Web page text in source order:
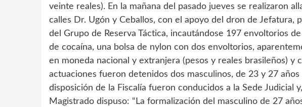
veinte reales). En la mañana del pasado jueves se realizaron
calles Dr. Ugón y Ceballos, con el apoyo del dron de Jefatura,
del Grupo de Reserva Táctica, incautándose 197 envoltorios
de cocaína, una bolsa de nylon con dos envoltorios,
en moneda nacional y extranjera (pesos y reales brasileños) y
actuaciones fueron detenidos dos masculinos, de 23 y 27
disposición de la Fiscalía fueron conducidos a la Sede Judicial
Magistrado dispuso: “La formalización del masculino de 27